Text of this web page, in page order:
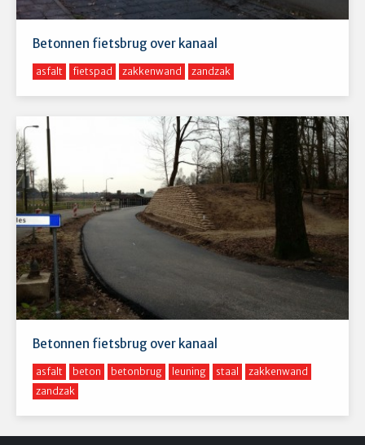
Betonnen fietsbrug over kanaal
asfalt fietspad zakkenwand zandzak
Betonnen fietsbrug over kanaal
asfalt beton betonbrug leuning staal
zakkenwand
zandzak